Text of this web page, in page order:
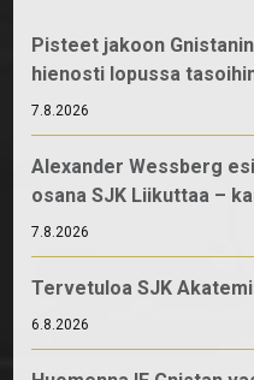
Pisteet jakoon
hienosti lopussa
7.8.2026
Alexander Wessberg
osana SJK Liikuttaa –
7.8.2026
Tervetuloa SJK
6.8.2026